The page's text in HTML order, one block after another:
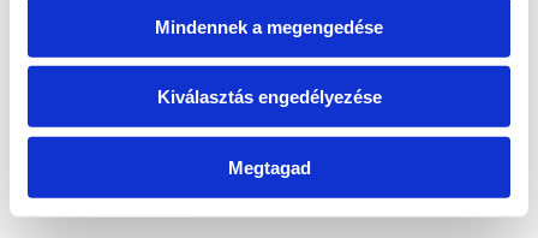
Mindennek a megengedése
Kiválasztás engedélyezése
Megtagad